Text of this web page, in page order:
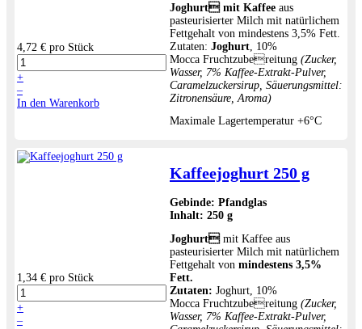
4,72 € pro Stück
+
–
In den Warenkorb
Joghurt mit Kaffee aus
pasteurisierter Milch mit natürlichem
Fettgehalt von mindestens 3,5% Fett.
Zutaten: Joghurt , 10%
Mocca Fruchtzubereitung (Zucker,
Wasser, 7% Kaffee-Extrakt-Pulver,
Caramelzuckersirup, Säuerungsmittel:
Zitronensäure, Aroma)
Maximale Lagertemperatur +6°C
1,34 € pro Stück
+
–
Kaffeejoghurt 250 g
Gebinde: Pfandglas
Inhalt: 250 g
Joghurt mit Kaffee aus
pasteurisierter Milch mit natürlichem
Fettgehalt von mindestens 3,5%
Fett.
Zutaten: Joghurt, 10%
Mocca Fruchtzubereitung (Zucker,
Wasser, 7% Kaffee-Extrakt-Pulver,